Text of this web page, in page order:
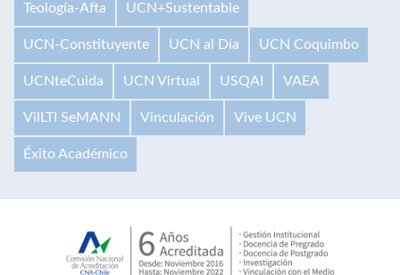
Teología-Afta UCN+Sustentable
UCN-Constituyente UCN al Día UCN Coquimbo
UCNteCuida UCN Virtual USQAI VAEA
VilLTI SeMANN Vinculación Vive UCN
Éxito Académico